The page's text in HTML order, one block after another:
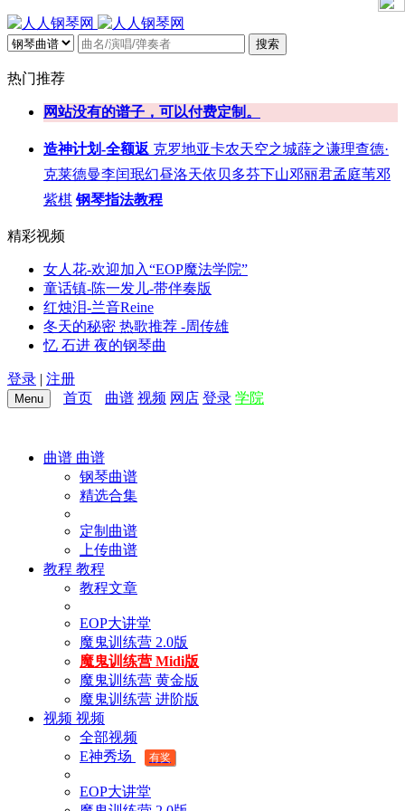
搜索
热门推荐
网站没有的谱子，可以付费定制。
造神计划-全额返 克罗地亚卡农天空之城薛之谦理查德·
克莱德曼李闰珉幻昼洛天依贝多芬下山邓丽君孟庭苇邓
紫棋 钢琴指法教程
精彩视频
女人花-欢迎加入“EOP魔法学院”
童话镇-陈一发儿-带伴奏版
红烛泪-兰音Reine
冬天的秘密 热歌推荐 -周传雄
忆 石进 夜的钢琴曲
登录 | 注册
Menu 首页 曲谱 视频 网店 登录 学院
曲谱 曲谱
钢琴曲谱
精选合集
定制曲谱
上传曲谱
教程 教程
教程文章
EOP大讲堂
魔鬼训练营 2.0版
魔鬼训练营 Midi版
魔鬼训练营 黄金版
魔鬼训练营 进阶版
视频 视频
全部视频
E神秀场
有奖
EOP大讲堂